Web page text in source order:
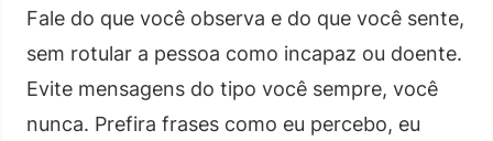
Fale do que você observa e do que você sente,
sem rotular a pessoa como incapaz ou doente.
Evite mensagens do tipo você sempre, você
nunca. Prefira frases como eu percebo, eu